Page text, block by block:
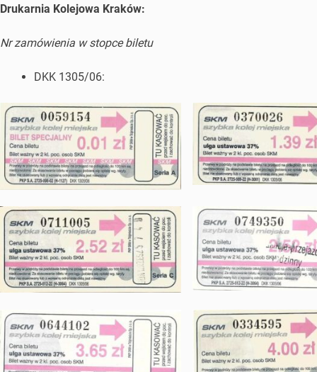
Drukarnia Kolejowa Kraków:
Nr zamówienia w stopce biletu
DKK 1305/06: